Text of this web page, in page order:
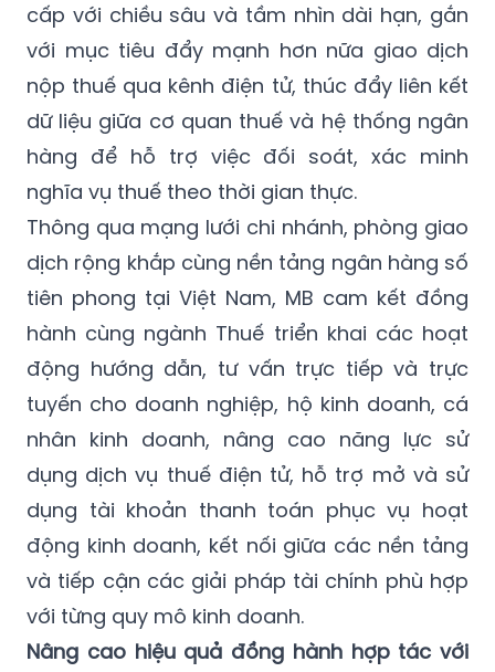
cấp với chiều sâu và tầm nhìn dài hạn, gắn
với mục tiêu đẩy mạnh hơn nữa giao dịch
nộp thuế qua kênh điện tử, thúc đẩy liên kết
dữ liệu giữa cơ quan thuế và hệ thống ngân
hàng để hỗ trợ việc đối soát, xác minh
nghĩa vụ thuế theo thời gian thực.
Thông qua mạng lưới chi nhánh, phòng giao
dịch rộng khắp cùng nền tảng ngân hàng số
tiên phong tại Việt Nam, MB cam kết đồng
hành cùng ngành Thuế triển khai các hoạt
động hướng dẫn, tư vấn trực tiếp và trực
tuyến cho doanh nghiệp, hộ kinh doanh, cá
nhân kinh doanh, nâng cao năng lực sử
dụng dịch vụ thuế điện tử, hỗ trợ mở và sử
dụng tài khoản thanh toán phục vụ hoạt
động kinh doanh, kết nối giữa các nền tảng
và tiếp cận các giải pháp tài chính phù hợp
với từng quy mô kinh doanh.
Nâng cao hiệu quả đồng hành hợp tác với